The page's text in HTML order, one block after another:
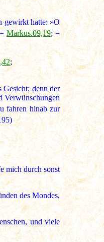
gewirkt hatte: »O
Markus.09,19; =
;
Gesicht; denn der
Verwünschungen
fahren hinab zur
mich durch sonst
des Mondes,
und viele